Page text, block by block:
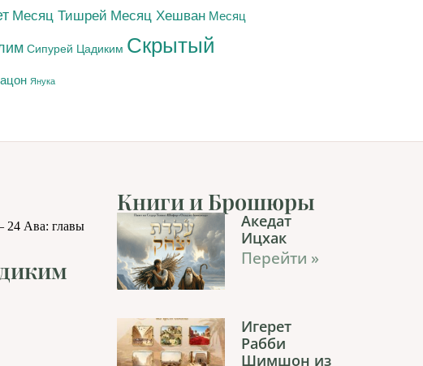
Месяц Тишрей Месяц Хешван Месяц
Сипурей Цадиким Скрытый
Янука
24 Ава: главы
Книги и Брошюры
Акедат
Ицхак
Перейти »
Игерет
Рабби
Шимшон из